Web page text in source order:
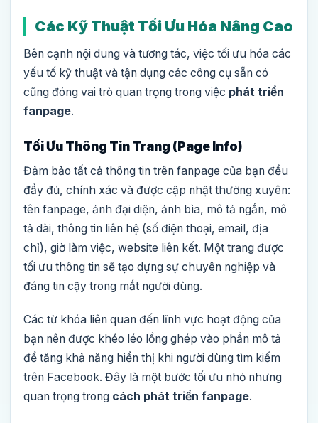
Các Kỹ Thuật Tối Ưu Hóa Nâng Cao
Bên cạnh nội dung và tương tác, việc tối ưu hóa các
yếu tố kỹ thuật và tận dụng các công cụ sẵn có
cũng đóng vai trò quan trọng trong việc phát triển
fanpage.
Tối Ưu Thông Tin Trang (Page Info)
Đảm bảo tất cả thông tin trên fanpage của bạn đều
đầy đủ, chính xác và được cập nhật thường xuyên:
tên fanpage, ảnh đại diện, ảnh bìa, mô tả ngắn, mô
tả dài, thông tin liên hệ (số điện thoại, email, địa
chỉ), giờ làm việc, website liên kết. Một trang được
tối ưu thông tin sẽ tạo dựng sự chuyên nghiệp và
đáng tin cậy trong mắt người dùng.
Các từ khóa liên quan đến lĩnh vực hoạt động của
bạn nên được khéo léo lồng ghép vào phần mô tả
để tăng khả năng hiển thị khi người dùng tìm kiếm
trên Facebook. Đây là một bước tối ưu nhỏ nhưng
quan trọng trong cách phát triển fanpage.